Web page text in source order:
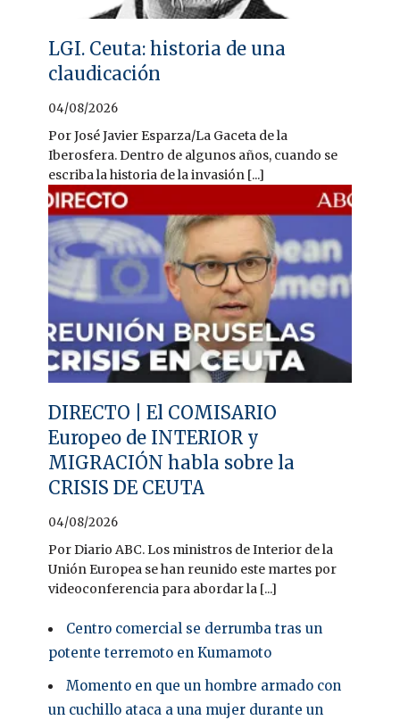
LGI. Ceuta: historia de una
claudicación
04/08/2026
Por José Javier Esparza/La Gaceta de la
Iberosfera. Dentro de algunos años, cuando se
escriba la historia de la invasión [...]
DIRECTO | El COMISARIO
Europeo de INTERIOR y
MIGRACIÓN habla sobre la
CRISIS DE CEUTA
04/08/2026
Por Diario ABC. Los ministros de Interior de la
Unión Europea se han reunido este martes por
videoconferencia para abordar la [...]
Centro comercial se derrumba tras un
potente terremoto en Kumamoto
Momento en que un hombre armado con
un cuchillo ataca a una mujer durante un